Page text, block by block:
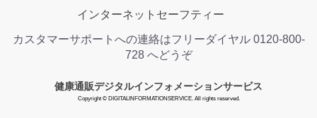
インターネットセーフティー
カスタマーサポートへの連絡はフリーダイヤル 0120-800-
728 へどうぞ
健康通販デジタルインフォメーションサービス
Copyright © DIGITALINFORMATIONSERVICE. All rights reserved.